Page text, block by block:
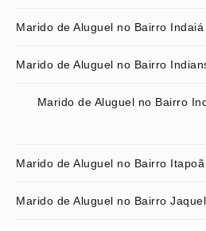
Marido de Aluguel no Bairro Indaiá
Marido de Aluguel no Bairro
Marido de Aluguel no Bairro
Marido de Aluguel no Bairro Itapoã
Marido de Aluguel no Bairro